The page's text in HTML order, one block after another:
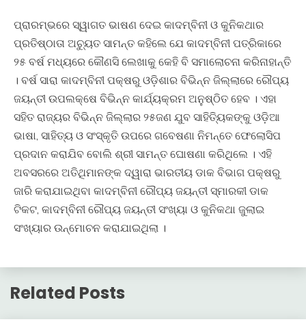
ପ୍ରାରମ୍ଭରେ ସ୍ୱାଗତ ଭାଷଣ ଦେଇ କାଦମ୍ବିନୀ ଓ କୁନିକଥାର
ପ୍ରତିଷ୍ଠାତା ଅଚ୍ୟୁତ ସାମନ୍ତ କହିଲେ ଯେ କାଦମ୍ବିନୀ ପତ୍ରିକାରେ
୨୫ ବର୍ଷ ମଧ୍ୟରେ କୌଣସି ଲେଖାକୁ କେହି ବି ସମାଲୋଚନା କରିନାହାନ୍ତି
। ବର୍ଷ ସାରା କାଦମ୍ବିନୀ ପକ୍ଷରୁ ଓଡ଼ିଶାର ବିଭିନ୍ନ ଜିଲ୍ଲାରେ ରୌପ୍ୟ
ଜୟନ୍ତୀ ଉପଲକ୍ଷେ ବିଭିନ୍ନ କାର୍ଯ୍ୟକ୍ରମ ଅନୁଷ୍ଠିତ ହେବ । ଏହା
ସହିତ ରାଜ୍ୟର ବିଭିନ୍ନ ଜିଲ୍ଲାର ୨୫ଜଣ ଯୁବ ସାହିତ୍ୟିକଙ୍କୁ ଓଡ଼ିଆ
ଭାଷା, ସାହିତ୍ୟ ଓ ସଂସ୍କୃତି ଉପରେ ଗବେଷଣା ନିମନ୍ତେ ଫେଲୋସିପ
ପ୍ରଦାନ କରାଯିବ ବୋଲି ଶ୍ରୀ ସାମନ୍ତ ଘୋଷଣା କରିଥିଲେ । ଏହି
ଅବସରରେ ଅତିଥିମାନଙ୍କ ଦ୍ୱାରା ଭାରତୀୟ ଡାକ ବିଭାଗ ପକ୍ଷରୁ
ଜାରି କରାଯାଇଥିବା କାଦମ୍ବିନୀ ରୌପ୍ୟ ଜୟନ୍ତୀ ସ୍ମାରକୀ ଡାକ
ଟିକଟ, କାଦମ୍ବିନୀ ରୌପ୍ୟ ଜୟନ୍ତୀ ସଂଖ୍ୟା ଓ କୁନିକଥା ଜୁଲାଇ
ସଂଖ୍ୟାର ଉନ୍ମୋଚନ କରାଯାଇଥିଲା ।
Related Posts